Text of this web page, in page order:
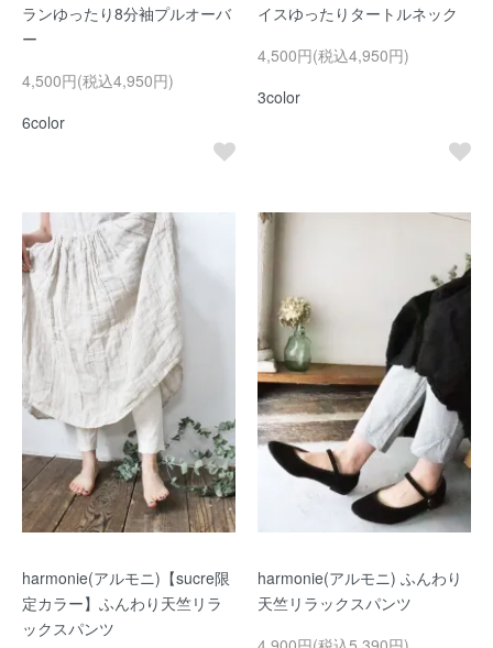
ランゆったり8分袖プルオーバ
ー
4,500円(税込4,950円)
6color
イスゆったりタートルネック
4,500円(税込4,950円)
3color
harmonie(アルモニ)【sucre限
定カラー】ふんわり天竺リラ
ックスパンツ
harmonie(アルモニ) ふんわり
天竺リラックスパンツ